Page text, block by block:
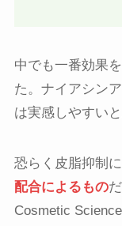
中でも一番効果
た。ナイアシン
は実感しやすいと
恐らく皮脂抑制
配合によるもの
Cosmetic